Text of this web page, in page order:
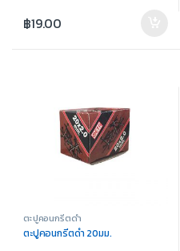
฿19.00
ตะปูคอนกรีตดำ
ตะปูคอนกรีตดำ 20มม.